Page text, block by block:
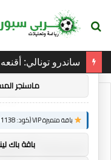
بحث
صفقة
توصيات :
باقة متميزة VIP (كود: AA26790):
ماسنجر
باقة متميزة VIP (كود: AA11138):
باقة باك